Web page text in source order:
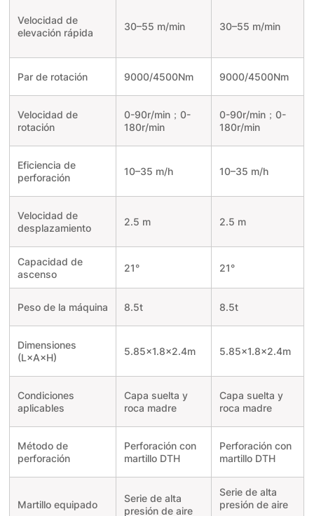
Velocidad de
elevación rápida
30–55 m/min 30–55 m/min
Par de rotación 9000/4500Nm 9000/4500Nm
Velocidad de
rotación
0-90r/min；0-
180r/min
0-90r/min；0-
180r/min
Eficiencia de
perforación
10–35 m/h 10–35 m/h
Velocidad de
desplazamiento
2.5 m 2.5 m
Capacidad de
ascenso
21° 21°
Peso de la máquina 8.5t 8.5t
Dimensiones
(L×A×H)
5.85×1.8×2.4m 5.85×1.8×2.4m
Condiciones
aplicables
Capa suelta y
roca madre
Capa suelta y
roca madre
Método de
perforación
Perforación con
martillo DTH
Perforación con
martillo DTH
Martillo equipado
Serie de alta
presión de aire
Serie de alta
presión de aire